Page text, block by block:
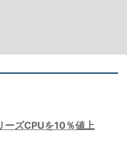
ズCPUを10％値上